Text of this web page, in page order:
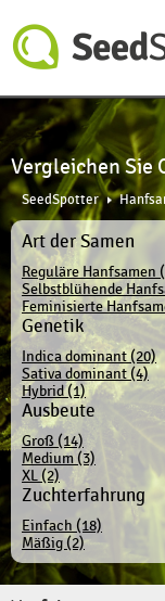
Vergleichen Sie
SeedSpotter
Art der Samen
Reguläre Hanfsamen
Selbstblühende
Feminisierte
Genetik
Indica dominant (20)
Sativa dominant (4)
Hybrid (1)
Ausbeute
Groß (14)
Medium (3)
XL (2)
Zuchterfahrung
Einfach (18)
Mäßig (2)